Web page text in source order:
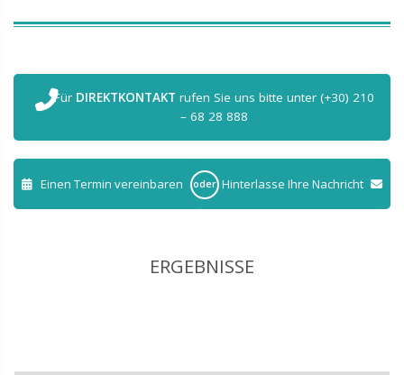
Für DIREKTKONTAKT rufen Sie uns bitte unter (+30) 210
– 68 28 888
Einen Termin vereinbaren oder Hinterlasse Ihre Nachricht
ERGEBNISSE